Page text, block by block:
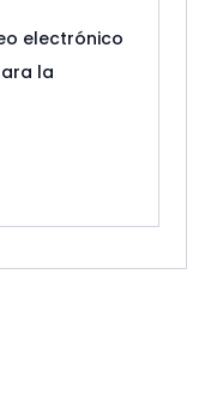
electrónico
la